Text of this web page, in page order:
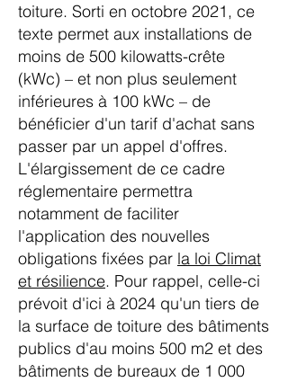
toiture. Sorti en octobre 2021, ce
texte permet aux installations de
moins de 500 kilowatts-crête
(kWc) – et non plus seulement
inférieures à 100 kWc – de
bénéficier d'un tarif d'achat sans
passer par un appel d'offres.
L'élargissement de ce cadre
réglementaire permettra
notamment de faciliter
l'application des nouvelles
obligations fixées par la loi Climat
et résilience. Pour rappel, celle-ci
prévoit d'ici à 2024 qu'un tiers de
la surface de toiture des bâtiments
publics d'au moins 500 m2 et des
bâtiments de bureaux de 1 000